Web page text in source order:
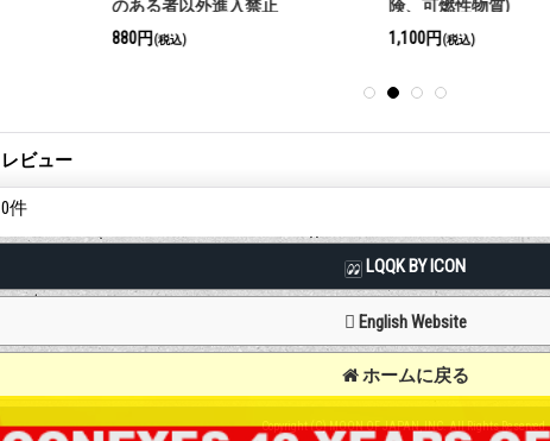
のある者以外進入禁止
険、可燃性物質)
レビュー
0件
LQQK BY ICON
English Website
ホームに戻る
Copyright (C) MOON OF JAPAN, INC. All Rights Reserved.